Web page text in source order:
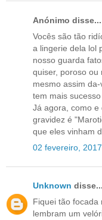
Anónimo disse...
Vocês são tão
a lingerie dela lol
nosso guarda
quiser, poroso ou
mesmo assim
tem mais
Já agora, como e
gravidez é
que eles vinham
02 fevereiro,
Unknown disse...
Fiquei tão focada
lembram um